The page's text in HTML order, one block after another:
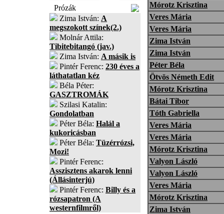
Prózák
Zima István: A
megszokott színek(2.)
Molnár Attila:
Tibitebitangó (jav.)
Zima István: A másik is
Pintér Ferenc: 230 éves a
láthatatlan kéz
Béla Péter:
GASZTROMÁK
Szilasi Katalin:
Gondolatban
Péter Béla: Halál a
kukoricásban
Péter Béla: Tüzérrózsi,
Mozi!
Pintér Ferenc:
Asszisztens akarok lenni
(Állásinterjú)
Pintér Ferenc: Billy és a
rózsapatron (A
westernfilmről)
Mórotz Krisztina
Veres Mária
Veres Mária
Zima István
Zima István
Péter Béla
Ötvös Németh Edit
Mórotz Krisztina
Bátai Tibor
Tóth Gabriella
Veres Mária
Veres Mária
Mórotz Krisztina
Valyon László
Valyon László
Veres Mária
Mórotz Krisztina
Zima István